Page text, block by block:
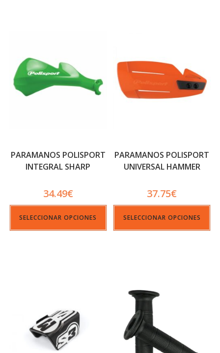
PARAMANOS POLISPORT
INTEGRAL SHARP
34.49€
SELECCIONAR OPCIONES
PARAMANOS POLISPORT
UNIVERSAL HAMMER
37.75€
SELECCIONAR OPCIONES